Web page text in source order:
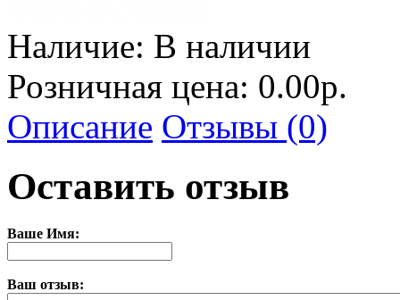
Наличие: В наличии
Розничная цена: 0.00р.
Описание Отзывы (0)
Оставить отзыв
Ваше Имя:
Ваш отзыв: